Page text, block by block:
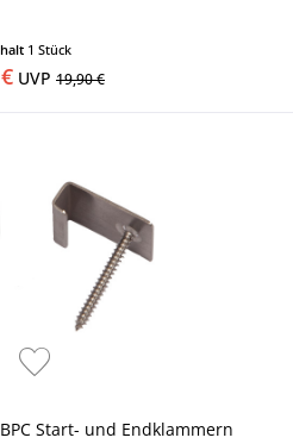
1 Stück
UVP 19,90 €
Start- und Endklammern